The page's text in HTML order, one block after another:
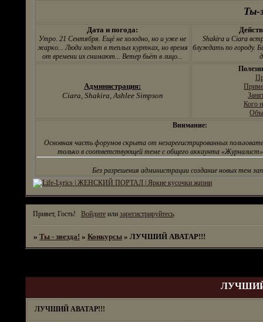
Ты-
Дата и погода:
Утро. 21 Сентября. Ещё не холодно, но и уже не
жарко... Люди ходят в теплых куртках, но время
от времени их снимают... Ветер бьёт в лицо...
Shakira и Ciara
блуждать по городу.
Администрация:
Ciara, Shakira, Ashlee Simpson
Кого
Внимание:
Основная часть форумов скрыта от незарегистрированных
только в соответствующей теме с общего аккаунта
Без разрешения администрации создание новых тем
Привет, Гость! Войдитеили зарегистрируйтесь.
» Ты - звезда! » Конкурсы » ЛУЧШИЙ АВАТАР!!!
ЛУЧШИЙ АВАТАР!!!